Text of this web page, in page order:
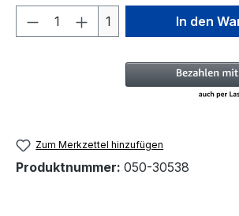
Produkt Anzahl: Gib den
1 In den
Zum Merkzettel hinzufügen
Produktnummer: 050-30538